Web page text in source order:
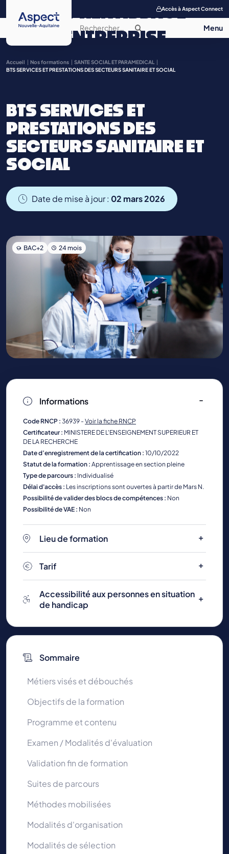
Accès à Aspect Connect
APPRENTISSAGE
ENTREPRISE
SALON DE
CONTACT
Accueil Nos formations
SANTE SOCIAL ET PARAMEDICAL
BTS SERVICES ET PRESTATIONS DES SECTEURS SANITAIRE ET SOCIAL
BTS SERVICES ET
PRESTATIONS DES
SECTEURS SANITAIRE ET
SOCIAL
Date de mise à jour : 02 mars 2026
BAC+2 24 mois
Informations
Code RNCP : 36939 - Voir la fiche RNCP
Certificateur : MINISTERE DE L'ENSEIGNEMENT SUPERIEUR ET
DE LA RECHERCHE
Date d’enregistrement de la certification : 10/10/2022
Statut de la formation : Apprentissage en section pleine
Type de parcours : Individualisé
Délai d'accès : Les inscriptions sont ouvertes à partir de Mars N.
Possibilité de valider des blocs de compétences : Non
Possibilité de VAE : Non
Lieu de formation
Tarif
Accessibilité aux personnes en situation
de handicap
Sommaire
Métiers visés et débouchés
Objectifs de la formation
Programme et contenu
Examen / Modalités d'évaluation
Validation fin de formation
Suites de parcours
Méthodes mobilisées
Modalités d'organisation
Modalités de sélection